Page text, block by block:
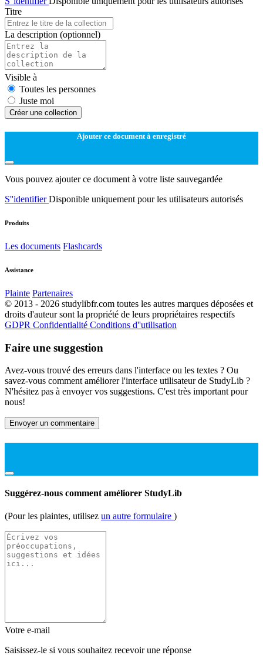
Titre
La description (optionnel)
Visible à
Toutes les personnes
Juste moi
Créer une collection
Ajouter ce document à enregistré
Vous pouvez ajouter ce document à votre liste sauvegardée
S''identifierDisponible uniquement pour les utilisateurs autorisés
Produits
Les documents Flashcards
Assistance
Plainte Partenaires
© 2013 - 2026 studylibfr.com toutes les autres marques déposées et
droits d'auteur sont la propriété de leurs propriétaires respectifs
GDPR Confidentialité Conditions d''utilisation
Faire une suggestion
Avez-vous trouvé des erreurs dans l'interface ou les textes ? Ou
savez-vous comment améliorer l'interface utilisateur de StudyLib ?
N'hésitez pas à envoyer vos suggestions. C'est très important pour
nous!
Envoyer un commentaire
Suggérez-nous comment améliorer StudyLib
(Pour les plaintes, utilisez un autre formulaire )
Votre e-mail
Saisissez-le si vous souhaitez recevoir une réponse